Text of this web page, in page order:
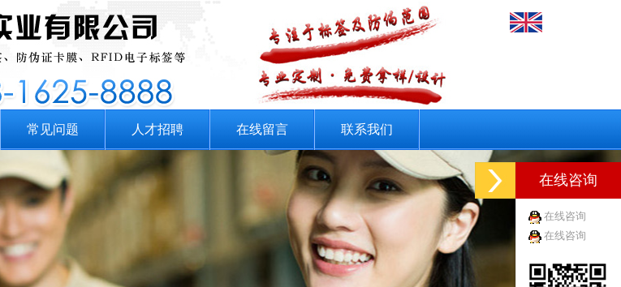
常见问题 人才招聘 在线留言 联系我们
在线咨询
在线咨询
在线咨询